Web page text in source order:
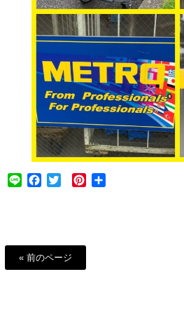
Line Facebook
Twitter Pinterest
« 前のページ